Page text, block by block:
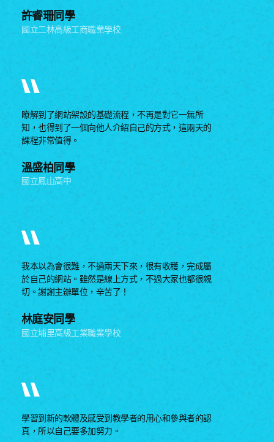
許睿珊同學
國立二林高級工商職業學校
溫盛柏同學
國立鳳山高中
瞭解到了網站架設的基礎流程，不再是對它一無所
知，也得到了一個向他人介紹自己的方式，這兩天的
課程非常值得。
林庭安同學
國立埔里高級工業職業學校
我本以為會很難，不過兩天下來，很有收穫，完成屬
於自己的網站。雖然是線上方式，不過大家也都很親
切。謝謝主辦單位，辛苦了！
學習到新的軟體及感受到教學者的用心和參與者的認
真，所以自己要多加努力。